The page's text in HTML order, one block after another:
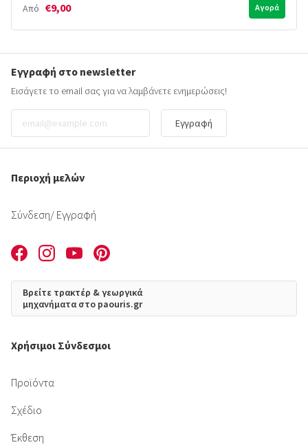
Από €9,00 Αγορά
Εγγραφή στο newsletter
Εισάγετε το email σας για να λαμβάνετε ενημερώσεις!
Εγγραφή
Περιοχή μελών
Σύνδεση/ Εγγραφή
Βρείτε τρακτέρ & γεωργικά
μηχανήματα στο paouris.gr
Χρήσιμοι Σύνδεσμοι
Προϊόντα
Σχέδιο
Έκθεση